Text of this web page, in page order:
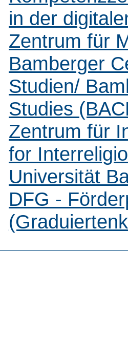
in der
Zentrum für
Bamberger
Studien/
Studies
Zentrum für
for
Universität
DFG -